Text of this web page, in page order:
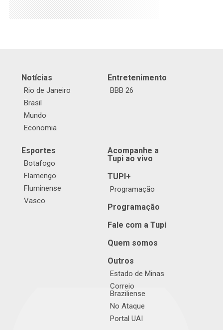
Notícias
Rio de Janeiro
Brasil
Mundo
Economia
Entretenimento
BBB 26
Esportes
Botafogo
Flamengo
Fluminense
Vasco
Acompanhe a
Tupi ao vivo
TUPI+
Programação
Programação
Fale com a Tupi
Quem somos
Outros
Estado de Minas
Correio
Braziliense
No Ataque
Portal UAI